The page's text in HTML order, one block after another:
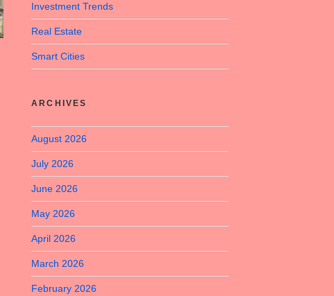
Investment Trends
Real Estate
Smart Cities
ARCHIVES
August 2026
July 2026
June 2026
May 2026
April 2026
March 2026
February 2026